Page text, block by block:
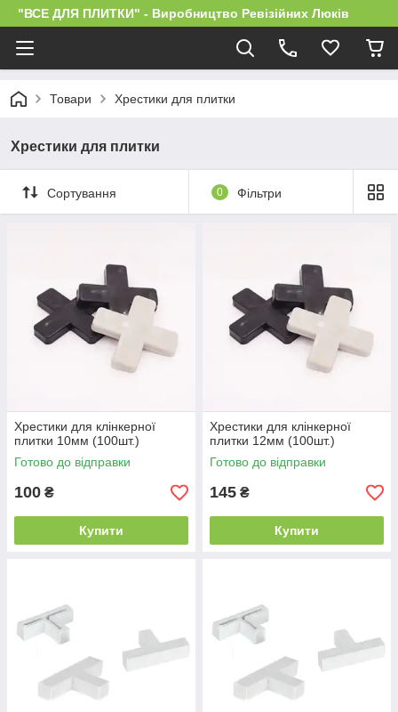
"ВСЕ ДЛЯ ПЛИТКИ" - Виробництво Ревізійних Люків
Товари Хрестики для плитки
Хрестики для плитки
Сортування 0 Фільтри
Хрестики для клінкерної
плитки 10мм (100шт.)
Готово до відправки
100 ₴
Купити
Хрестики для клінкерної
плитки 12мм (100шт.)
Готово до відправки
145 ₴
Купити